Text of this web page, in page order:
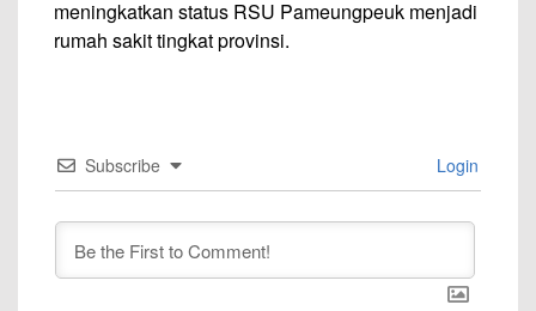
meningkatkan status RSU Pameungpeuk menjadi
rumah sakit tingkat provinsi.
Subscribe Login